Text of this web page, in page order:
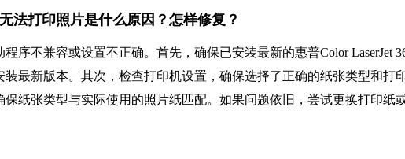
法打印照片是什么原因？怎样修复？
序不兼容或设置不正确。首先，确保已安装最新的惠普Color LaserJet
装最新版本。其次，检查打印机设置，确保选择了正确的纸张类型和打
纸张类型与实际使用的照片纸匹配。如果问题依旧，尝试更换打印纸